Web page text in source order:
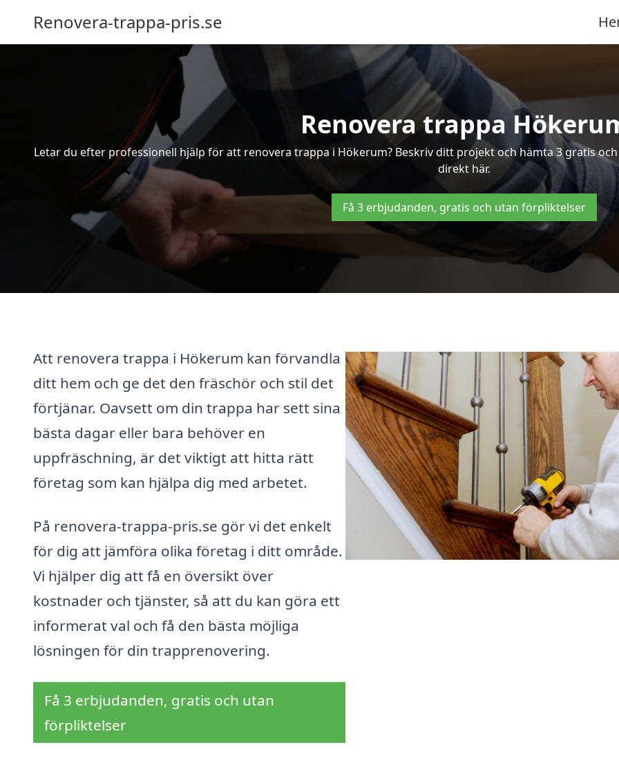
Renovera-trappa-pris.se
Renovera trappa
Letar du efter professionell hjälp för att renovera trappa i Hökerum? Beskriv ditt projekt och hämta 3 gratis
direkt här.
Få 3 erbjudanden, gratis och utan förpliktelser
Att renovera trappa i Hökerum kan förvandla
ditt hem och ge det den fräschör och stil det
förtjänar. Oavsett om din trappa har sett sina
bästa dagar eller bara behöver en
uppfräschning, är det viktigt att hitta rätt
företag som kan hjälpa dig med arbetet.
På renovera-trappa-pris.se gör vi det enkelt
för dig att jämföra olika företag i ditt område.
Vi hjälper dig att få en översikt över
kostnader och tjänster, så att du kan göra ett
informerat val och få den bästa möjliga
lösningen för din trapprenovering.
Få 3 erbjudanden, gratis och utan
förpliktelser